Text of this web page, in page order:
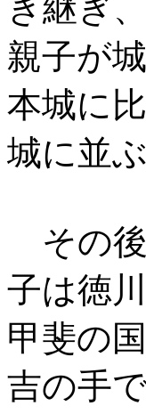
き継ぎ
親子が
本城に
城に並
その後
子は徳
甲斐の
吉の手